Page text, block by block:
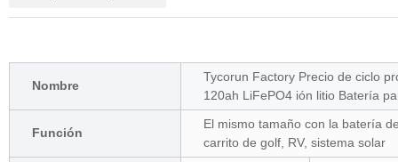
Nombre
Tycorun Factory Precio de ciclo
120ah LiFePO4 ión litio Batería
Función
El mismo tamaño con la batería
carrito de golf, RV, sistema solar